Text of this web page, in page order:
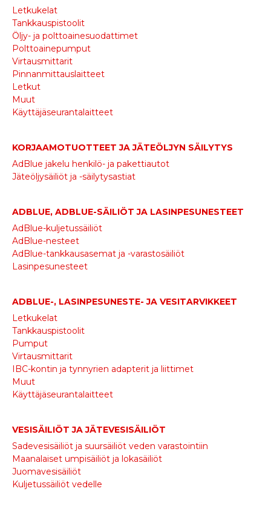
Letkukelat
Tankkauspistoolit
Öljy- ja polttoainesuodattimet
Polttoainepumput
Virtausmittarit
Pinnanmittauslaitteet
Letkut
Muut
Käyttäjäseurantalaitteet
KORJAAMOTUOTTEET JA JÄTEÖLJYN SÄILYTYS
AdBlue jakelu henkilö- ja pakettiautot
Jäteöljysäiliöt ja -säilytysastiat
ADBLUE, ADBLUE-SÄILIÖT JA LASINPESUNESTEET
AdBlue-kuljetussäiliöt
AdBlue-nesteet
AdBlue-tankkausasemat ja -varastosäiliöt
Lasinpesunesteet
ADBLUE-, LASINPESUNESTE- JA VESITARVIKKEET
Letkukelat
Tankkauspistoolit
Pumput
Virtausmittarit
IBC-kontin ja tynnyrien adapterit ja liittimet
Muut
Käyttäjäseurantalaitteet
VESISÄILIÖT JA JÄTEVESISÄILIÖT
Sadevesisäiliöt ja suursäiliöt veden varastointiin
Maanalaiset umpisäiliöt ja lokasäiliöt
Juomavesisäiliöt
Kuljetussäiliöt vedelle